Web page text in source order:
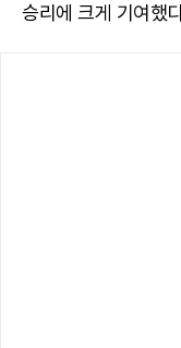
승리에 크게 기여했